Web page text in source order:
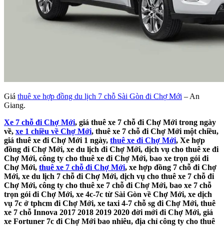
Giá thuê xe hợp đồng du lịch 7 chỗ Sài Gòn đi Chợ Mới – An
Giang.
Xe 7 chỗ đi Chợ Mới, giá thuê xe 7 chỗ đi Chợ Mới trong ngày
về, xe 1 chiều về Chợ Mới, thuê xe 7 chỗ đi Chợ Mới một chiều,
giá thuê xe đi Chợ Mới 1 ngày, thuê xe đi Chợ Mới, Xe hợp
đồng đi Chợ Mới, xe du lịch đi Chợ Mới, dịch vụ cho thuê xe đi
Chợ Mới, công ty cho thuê xe đi Chợ Mới, bao xe trọn gói đi
Chợ Mới, thuê xe 7 chỗ đi Chợ Mới, xe hợp đồng 7 chỗ đi Chợ
Mới, xe du lịch 7 chỗ đi Chợ Mới, dịch vụ cho thuê xe 7 chỗ đi
Chợ Mới, công ty cho thuê xe 7 chỗ đi Chợ Mới, bao xe 7 chỗ
trọn gói đi Chợ Mới, xe 4c-7c từ Sài Gòn về Chợ Mới, xe dịch
vụ 7c ở tphcm đi Chợ Mới, xe taxi 4-7 chỗ sg đi Chợ Mới, thuê
xe 7 chỗ Innova 2017 2018 2019 2020 đời mới đi Chợ Mới, giá
xe Fortuner 7c đi Chợ Mới bao nhiêu, địa chỉ công ty cho thuê